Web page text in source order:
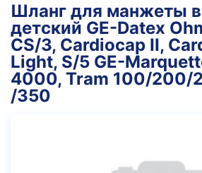
Шланг для манжеты
детский GE-Datex
CS/3, Cardiocap II,
Light, S/5 GE-
4000, Tram 100/200/
/350